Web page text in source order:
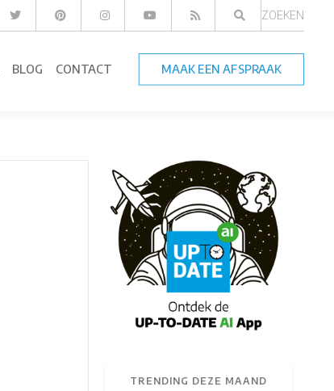
ZOEKEN
BLOG CONTACT MAAK EEN AFSPRAAK
TRENDING DEZE MAAND